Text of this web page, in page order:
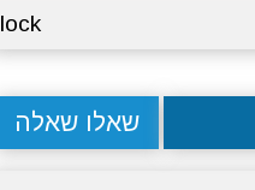
lock
שאלו שאלה